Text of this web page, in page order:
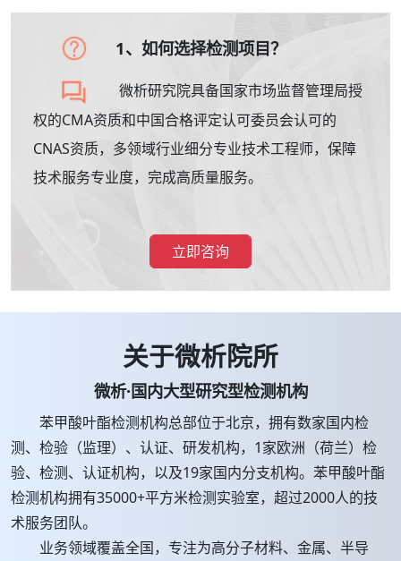
1、如何选择检测项目？
微析研究院具备国家市场监督管理局授
权的CMA资质和中国合格评定认可委员会认可的
CNAS资质，多领域行业细分专业技术工程师，保障
技术服务专业度，完成高质量服务。
立即咨询
关于微析院所
微析·国内大型研究型检测机构
苯甲酸叶酯检测机构总部位于北京，拥有数家国内检
测、检验（监理）、认证、研发机构，1家欧洲（荷兰）检
验、检测、认证机构，以及19家国内分支机构。苯甲酸叶酯
检测机构拥有35000+平方米检测实验室，超过2000人的技
术服务团队。
业务领域覆盖全国，专注为高分子材料、金属、半导